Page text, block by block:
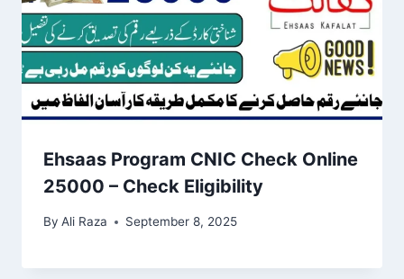
Ehsaas Program CNIC Check Online
25000 – Check Eligibility
By Ali Raza September 8, 2025